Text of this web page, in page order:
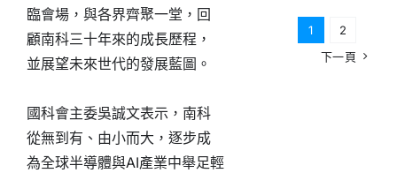
臨會場，與各界齊聚一堂，回
顧南科三十年來的成長歷程，
並展望未來世代的發展藍圖。
國科會主委吳誠文表示，南科
從無到有、由小而大，逐步成
為全球半導體與AI產業中舉足輕
1
2
下一頁